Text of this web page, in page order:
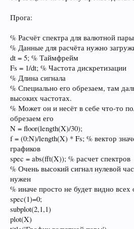
Прога:
% Расчёт спектра для валютной пары
% Данные для расчёта нужно
dt = 5; % Таймфрейм
Fs = 1/dt; % Частота дискретизации
% Длина сигнала
% Специально его обрезаем, там
высоких частотах.
% Может он и несёт в себе что-то
обрезаем его
N = floor(length(X)/30);
f = (0:N)/length(X) * Fs; % вектор
графиков
spec = abs(fft(X)); % расчет спектров
% Очень высокий сигнал нулевой
нужен
% иначе просто не будет видно всех
spec(1)=0;
subplot(2,1,1)
plot(X)